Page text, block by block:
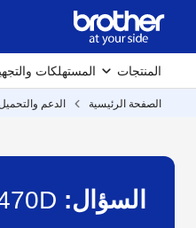
المنتجات المستهلكات
الصفحة الرئيسية الدعم
السؤال: